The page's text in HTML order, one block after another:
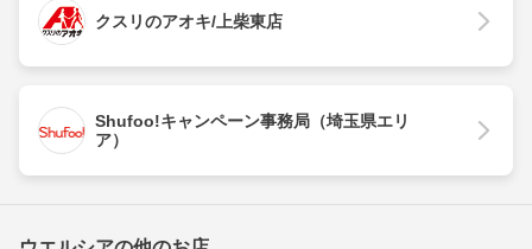
クスリのアオキ/上柴東店
Shufoo!キャンペーン事務局（埼玉県エリ
ア）